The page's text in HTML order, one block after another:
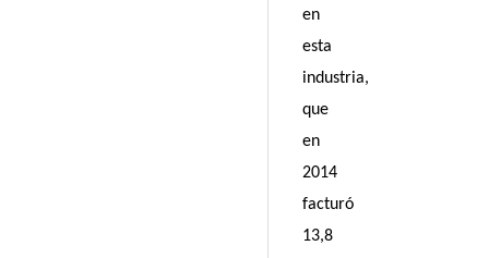
en
esta
industria,
que
en
2014
facturó
13,8